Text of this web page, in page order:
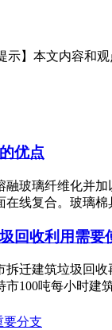
示】本文内容和
优点
玻璃纤维化并
线复合。玻璃
回收利用需要
迁建筑垃圾回
100吨每小时建
要分支